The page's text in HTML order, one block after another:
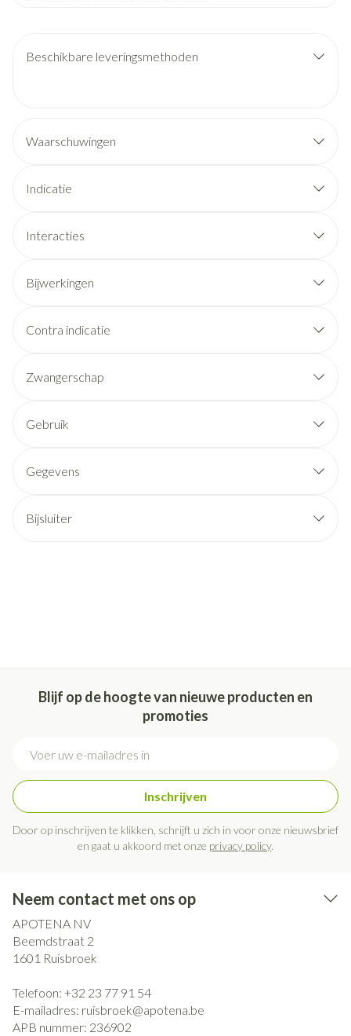
Beschikbare leveringsmethoden
Waarschuwingen
Indicatie
Interacties
Bijwerkingen
Contra indicatie
Zwangerschap
Gebruik
Gegevens
Bijsluiter
Blijf op de hoogte van nieuwe producten en
promoties
Inschrijven
Door op inschrijven te klikken, schrijft u zich in voor onze nieuwsbrief
en gaat u akkoord met onze privacy policy.
Neem contact met ons op
APOTENA NV
Beemdstraat 2
1601 Ruisbroek
Telefoon: +32 23 77 91 54
E-mailadres: ruisbroek@apotena.be
APB nummer: 236902